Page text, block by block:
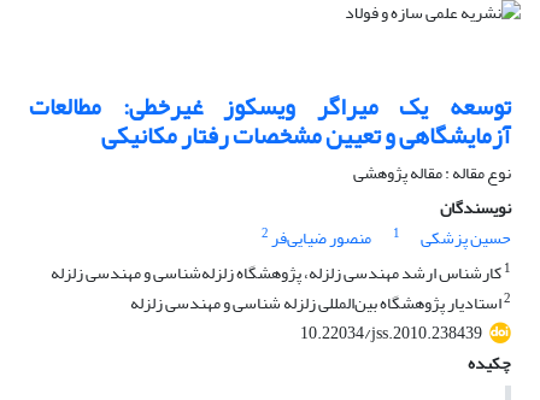
توسعه‌ یک میراگر ویسکوز غیرخطی: مطالعات
آزمایشگاهی و تعیین مشخصات رفتار مکانیکی
نوع مقاله : مقاله پژوهشی
نویسندگان
حسین پزشکی
1 منصور ضیایی‌فر2
1کارشناس ارشد مهندسی زلزله، پژوهشگاه زلزله‌شناسی و مهندسی زلزله
2استادیار پژوهشگاه بین‌المللی زلزله شناسی و مهندسی زلزله
10.22034/jss.2010.238439
چکیده